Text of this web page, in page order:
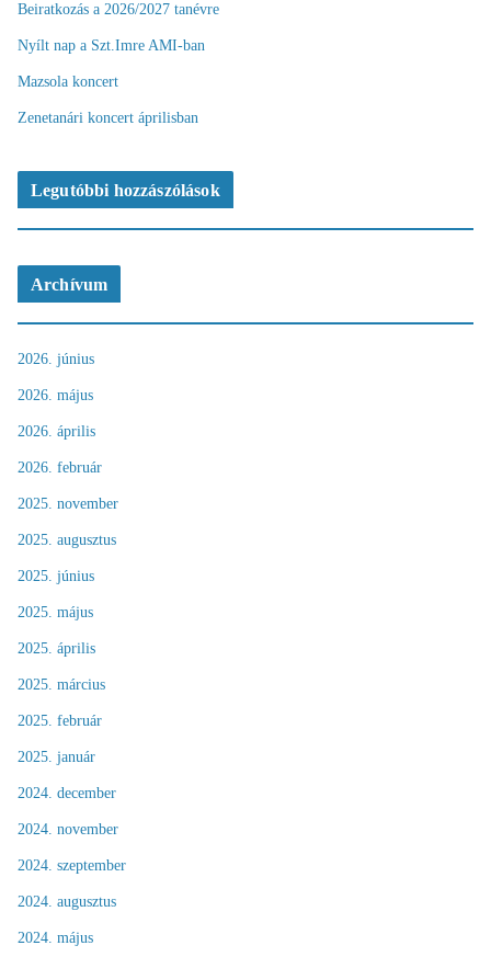
Beiratkozás a 2026/2027 tanévre
Nyílt nap a Szt.Imre AMI-ban
Mazsola koncert
Zenetanári koncert áprilisban
Legutóbbi hozzászólások
Archívum
2026. június
2026. május
2026. április
2026. február
2025. november
2025. augusztus
2025. június
2025. május
2025. április
2025. március
2025. február
2025. január
2024. december
2024. november
2024. szeptember
2024. augusztus
2024. május